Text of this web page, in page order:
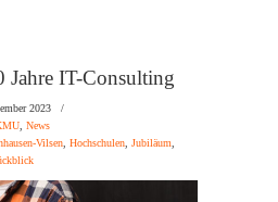
Jahre IT-Consulting
2023
/
, News
Vilsen, Hochschulen, Jubiläum,